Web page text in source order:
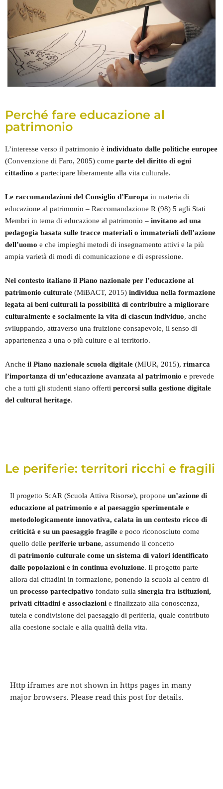
Perché fare educazione al
patrimonio
L’interesse verso il patrimonio è individuato dalle politiche europee
(Convenzione di Faro, 2005) come parte del diritto di ogni
cittadino a partecipare liberamente alla vita culturale.
Le raccomandazioni del Consiglio d’Europa in materia di
educazione al patrimonio – Raccomandazione R (98) 5 agli Stati
Membri in tema di educazione al patrimonio – invitano ad una
pedagogia basata sulle tracce materiali o immateriali dell’azione
dell’uomo e che impieghi metodi di insegnamento attivi e la più
ampia varietà di modi di comunicazione e di espressione.
Nel contesto italiano il Piano nazionale per l’educazione al
patrimonio culturale (MiBACT, 2015) individua nella formazione
legata ai beni culturali la possibilità di contribuire a migliorare
culturalmente e socialmente la vita di ciascun individuo, anche
sviluppando, attraverso una fruizione consapevole, il senso di
appartenenza a una o più culture e al territorio.
Anche il Piano nazionale scuola digitale (MIUR, 2015), rimarca
l’importanza di un’educazione avanzata al patrimonio e prevede
che a tutti gli studenti siano offerti percorsi sulla gestione digitale
del cultural heritage.
Le periferie: territori ricchi e fragili
Il progetto ScAR (Scuola Attiva Risorse), propone un’azione di
educazione al patrimonio e al paesaggio sperimentale e
metodologicamente innovativa, calata in un contesto ricco di
criticità e su un paesaggio fragile e poco riconosciuto come
quello delle periferie urbane, assumendo il concetto
di patrimonio culturale come un sistema di valori identificato
dalle popolazioni e in continua evoluzione. Il progetto parte
allora dai cittadini in formazione, ponendo la scuola al centro di
un processo partecipativo fondato sulla sinergia fra istituzioni,
privati cittadini e associazioni e finalizzato alla conoscenza,
tutela e condivisione del paesaggio di periferia, quale contributo
alla coesione sociale e alla qualità della vita.
Http iframes are not shown in https pages in many
major browsers. Please read this post for details.